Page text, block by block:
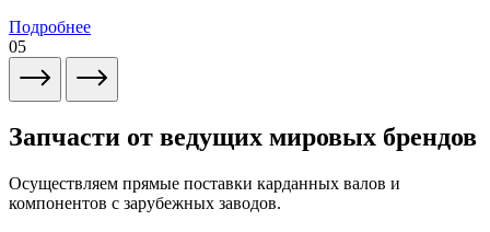
Подробнее
05
Запчасти от ведущих мировых брендов
Осуществляем прямые поставки карданных валов и
компонентов с зарубежных заводов.